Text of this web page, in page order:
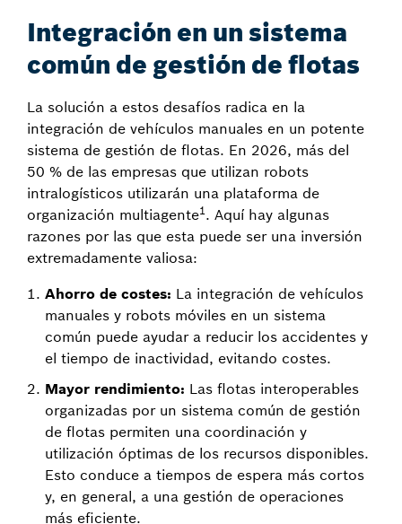
Integración en un sistema
común de gestión de flotas
La solución a estos desafíos radica en la
integración de vehículos manuales en un potente
sistema de gestión de flotas. En 2026, más del
50 % de las empresas que utilizan robots
intralogísticos utilizarán una plataforma de
organización multiagente1. Aquí hay algunas
razones por las que esta puede ser una inversión
extremadamente valiosa:
Ahorro de costes: La integración de vehículos
manuales y robots móviles en un sistema
común puede ayudar a reducir los accidentes y
el tiempo de inactividad, evitando costes.
Mayor rendimiento: Las flotas interoperables
organizadas por un sistema común de gestión
de flotas permiten una coordinación y
utilización óptimas de los recursos disponibles.
Esto conduce a tiempos de espera más cortos
y, en general, a una gestión de operaciones
más eficiente.